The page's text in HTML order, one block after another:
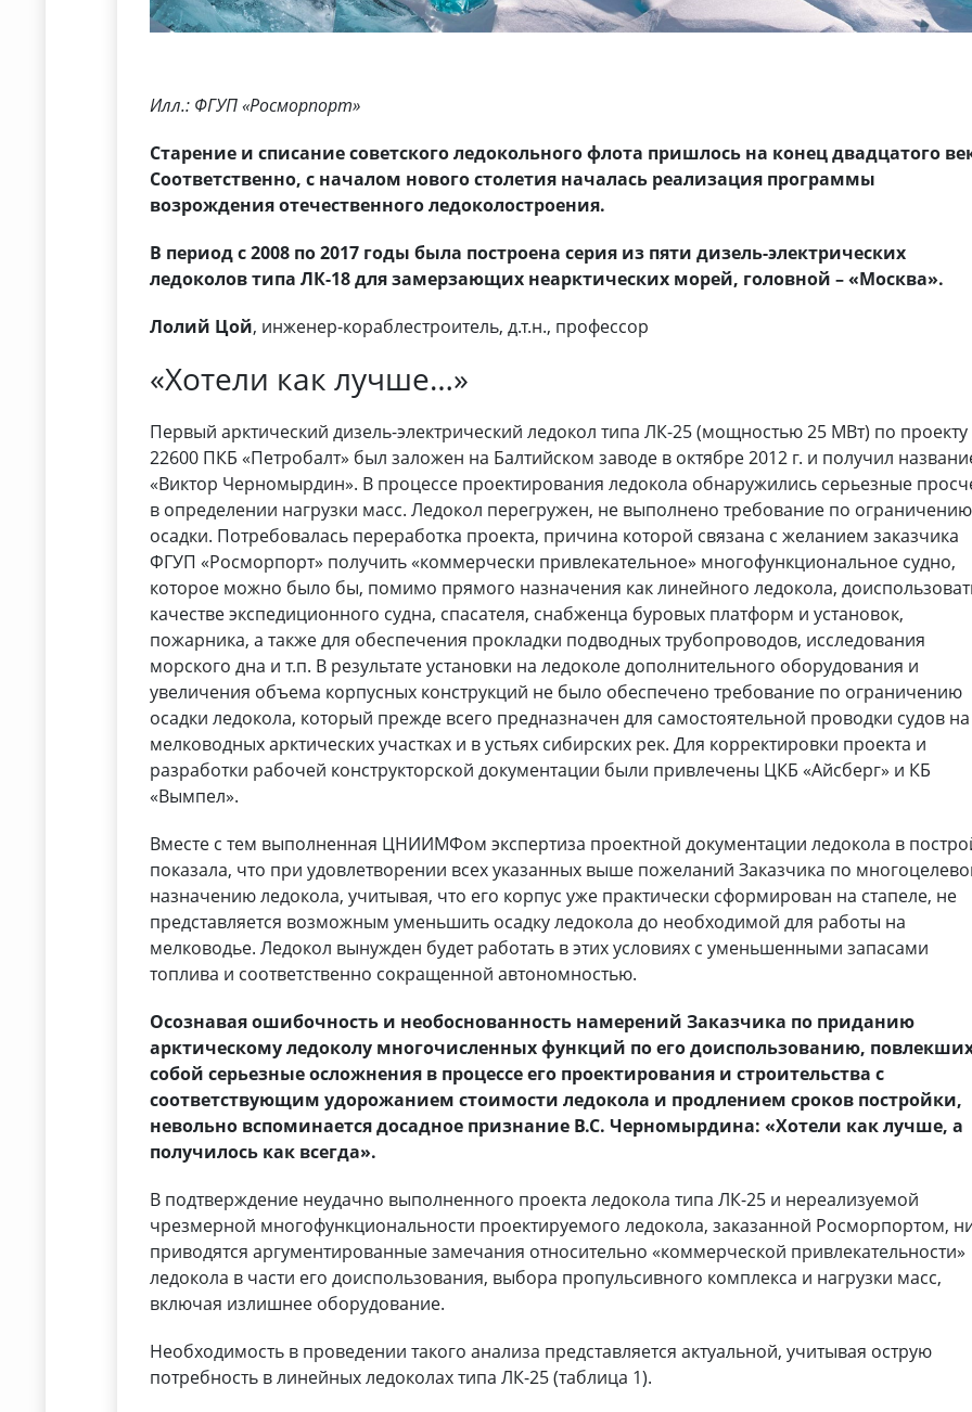
Илл.: ФГУП «Росморпорт»
Старение и списание советского ледокольного флота пришлось на конец двадцатого
Соответственно, с началом нового столетия началась реализация программы
возрождения отечественного ледоколостроения.
В период с 2008 по 2017 годы была построена серия из пяти дизель-электрических
ледоколов типа ЛК-18 для замерзающих неарктических морей, головной – «Москва».
Лолий Цой, инженер-кораблестроитель, д.т.н., профессор
«Хотели как лучше…»
Первый арктический дизель-электрический ледокол типа ЛК-25 (мощностью 25 МВт) по проекту
22600 ПКБ «Петробалт» был заложен на Балтийском заводе в октябре 2012 г. и получил
«Виктор Черномырдин». В процессе проектирования ледокола обнаружились серьезные
в определении нагрузки масс. Ледокол перегружен, не выполнено требование по ограничению
осадки. Потребовалась переработка проекта, причина которой связана с желанием заказчика
ФГУП «Росморпорт» получить «коммерчески привлекательное» многофункциональное судно,
которое можно было бы, помимо прямого назначения как линейного ледокола,
качестве экспедиционного судна, спасателя, снабженца буровых платформ и установок,
пожарника, а также для обеспечения прокладки подводных трубопроводов, исследования
морского дна и т.п. В результате установки на ледоколе дополнительного оборудования и
увеличения объема корпусных конструкций не было обеспечено требование по ограничению
осадки ледокола, который прежде всего предназначен для самостоятельной проводки судов на
мелководных арктических участках и в устьях сибирских рек. Для корректировки проекта и
разработки рабочей конструкторской документации были привлечены ЦКБ «Айсберг» и КБ
«Вымпел».
Вместе с тем выполненная ЦНИИМФом экспертиза проектной документации ледокола в
показала, что при удовлетворении всех указанных выше пожеланий Заказчика по
назначению ледокола, учитывая, что его корпус уже практически сформирован на стапеле, не
представляется возможным уменьшить осадку ледокола до необходимой для работы на
мелководье. Ледокол вынужден будет работать в этих условиях с уменьшенными запасами
топлива и соответственно сокращенной автономностью.
Осознавая ошибочность и необоснованность намерений Заказчика по приданию
арктическому ледоколу многочисленных функций по его доиспользованию,
собой серьезные осложнения в процессе его проектирования и строительства с
соответствующим удорожанием стоимости ледокола и продлением сроков постройки,
невольно вспоминается досадное признание В.С. Черномырдина: «Хотели как лучше, а
получилось как всегда».
В подтверждение неудачно выполненного проекта ледокола типа ЛК-25 и нереализуемой
чрезмерной многофункциональности проектируемого ледокола, заказанной Росморпортом,
приводятся аргументированные замечания относительно «коммерческой привлекательности»
ледокола в части его доиспользования, выбора пропульсивного комплекса и нагрузки масс,
включая излишнее оборудование.
Необходимость в проведении такого анализа представляется актуальной, учитывая острую
потребность в линейных ледоколах типа ЛК-25 (таблица 1).